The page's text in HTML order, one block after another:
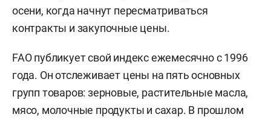
осени, когда начнут пересматриваться
контракты и закупочные цены.
FAO публикует свой индекс ежемесячно с 1996
года. Он отслеживает цены на пять основных
групп товаров: зерновые, растительные масла,
мясо, молочные продукты и сахар. В прошлом